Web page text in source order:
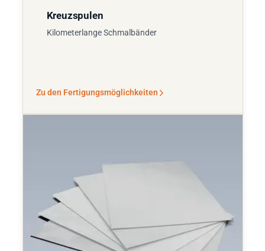
Kreuzspulen
Kilometerlange Schmalbänder
Zu den Fertigungsmöglichkeiten